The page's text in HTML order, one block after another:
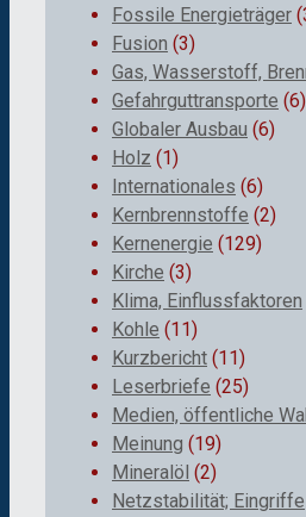
Fossile Energieträger
Fusion (3)
Gas, Wasserstoff,
Gefahrguttransporte (6)
Globaler Ausbau (6)
Holz (1)
Internationales (6)
Kernbrennstoffe (2)
Kernenergie (129)
Kirche (3)
Klima, Einflussfaktoren
Kohle (11)
Kurzbericht (11)
Leserbriefe (25)
Medien, öffentliche
Meinung (19)
Mineralöl (2)
Netzstabilität; Eingriffe